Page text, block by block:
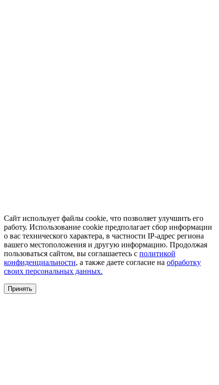
Сайт использует файлы cookie, что позволяет улучшить его
работу. Использование cookie предполагает сбор информации
о вас технического характера, в частности IP-адрес региона
вашего местоположения и другую информацию. Продолжая
пользоваться сайтом, вы соглашаетесь с политикой
конфиденциальности, а также даете согласие на обработку
своих персональных данных.
Принять